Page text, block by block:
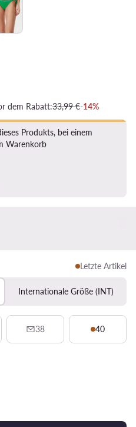
dem Rabatt:33,99 €-14%
Produkts, bei einem
Warenkorb
Letzte Artikel
Internationale Größe (INT)
38 40